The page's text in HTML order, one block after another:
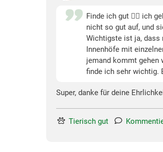
Finde ich gut 👍🏻 ich
nicht so gut auf, und
Wichtigste ist ja, dass
Innenhöfe mit
jemand kommt gehen
finde ich sehr wichtig.
Super, danke für deine
Tierisch gut